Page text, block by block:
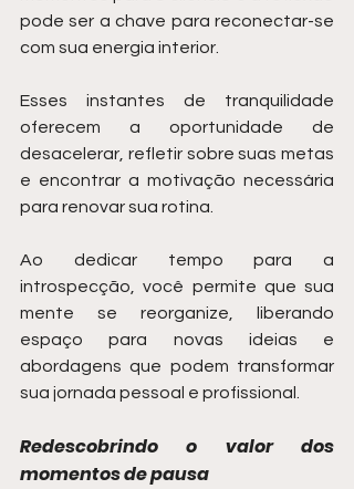
pode ser a chave para reconectar-se
com sua energia interior.
Esses instantes de tranquilidade
oferecem a oportunidade de
desacelerar, refletir sobre suas metas
e encontrar a motivação necessária
para renovar sua rotina.
Ao dedicar tempo para a
introspecção, você permite que sua
mente se reorganize, liberando
espaço para novas ideias e
abordagens que podem transformar
sua jornada pessoal e profissional.
Redescobrindo o valor dos
momentos de pausa